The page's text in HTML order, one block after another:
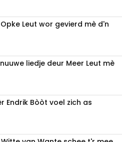
Opke Leut wor gevierd mè d'n
liedje deur Meer Leut mè
Endrik Bòòt voel zich as